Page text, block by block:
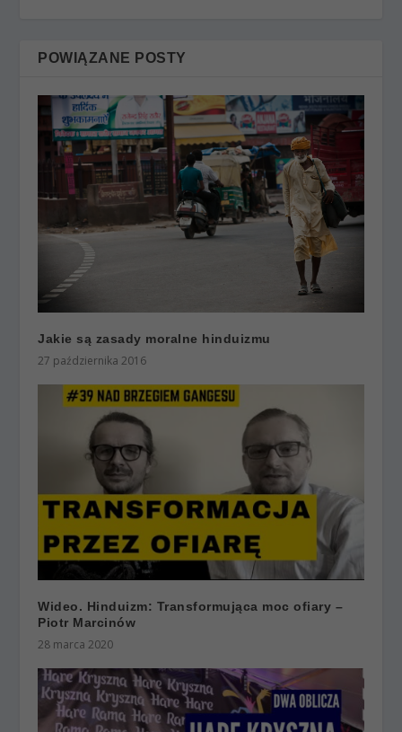
POWIĄZANE POSTY
Jakie są zasady moralne hinduizmu
27 października 2016
Wideo. Hinduizm: Transformująca moc ofiary –
Piotr Marcinów
28 marca 2020